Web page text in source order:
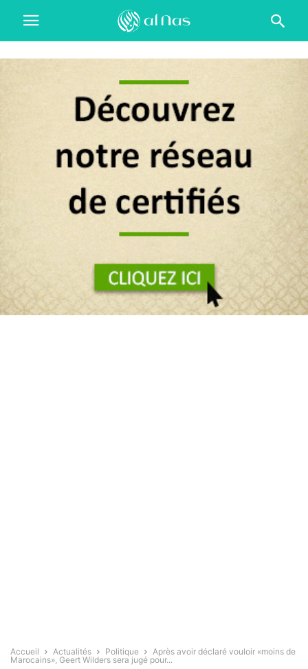
Accueil Actualités Politique
Après avoir déclaré vouloir «moins de
Marocains», Geert Wilders sera jugé pour...